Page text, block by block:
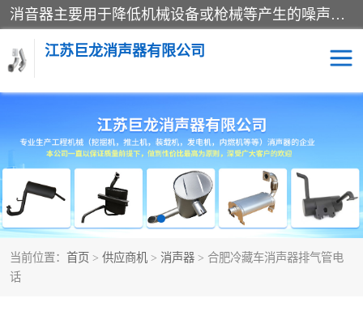
消音器主要用于降低机械设备或枪械等产生的噪声。它通过阻尼或增加排气面积来降低排气速度和功率，从而降低噪声。常见的消音器类型包括阻性消声器、抗性消声器、共振消声器以及阻抗复合式消声器等。这些消音器各有特点，适用于不同频率的噪声消除。
江苏巨龙消声器有限公司
当前位置： 首页 > 供应商机 > 消声器 > 合肥冷藏车消声器排气管电
话
消声器